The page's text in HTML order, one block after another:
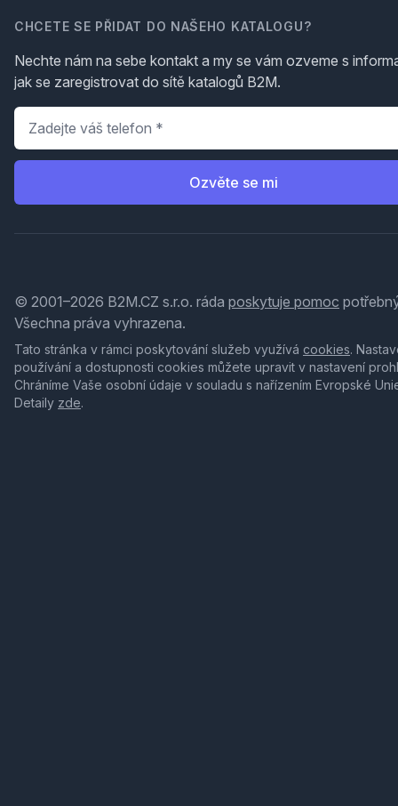
CHCETE SE PŘIDAT DO NAŠEHO KATALOGU?
Nechte nám na sebe kontakt a my se vám ozveme s
jak se zaregistrovat do sítě katalogů B2M.
Telefon
Ozvěte se mi
© 2001–2026 B2M.CZ s.r.o. ráda poskytuje pomoc
Všechna práva vyhrazena.
Tato stránka v rámci poskytování služeb využívá cookies.
používání a dostupnosti cookies můžete upravit v nastavení
Chráníme Vaše osobní údaje v souladu s nařízením Evropské
Detaily zde.